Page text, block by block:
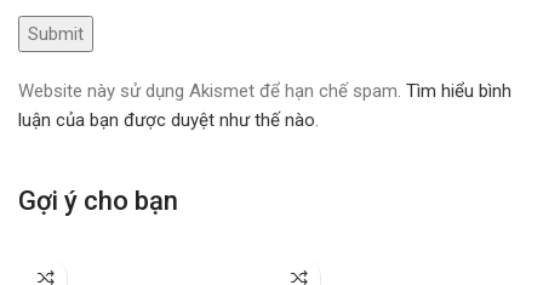
Website này sử dụng Akismet để hạn chế spam. Tìm hiểu bình
luận của bạn được duyệt như thế nào.
Gợi ý cho bạn